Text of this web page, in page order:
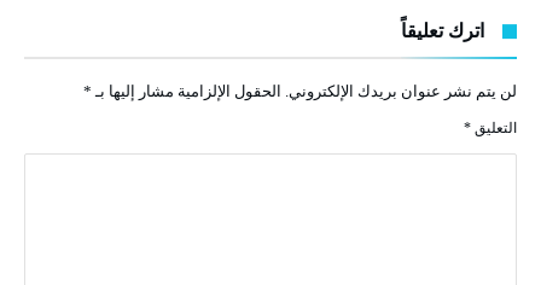
اترك تعليقاً
لن يتم نشر عنوان بريدك الإلكتروني. الحقول الإلزامية مشار إليها بـ *
التعليق *